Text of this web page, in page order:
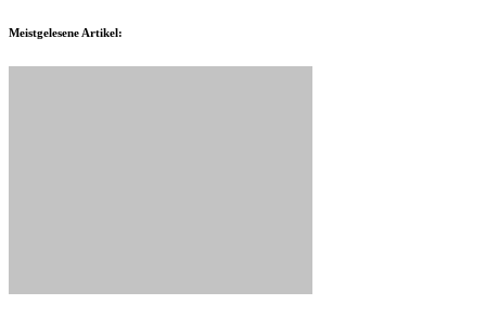
Meistgelesene Artikel: